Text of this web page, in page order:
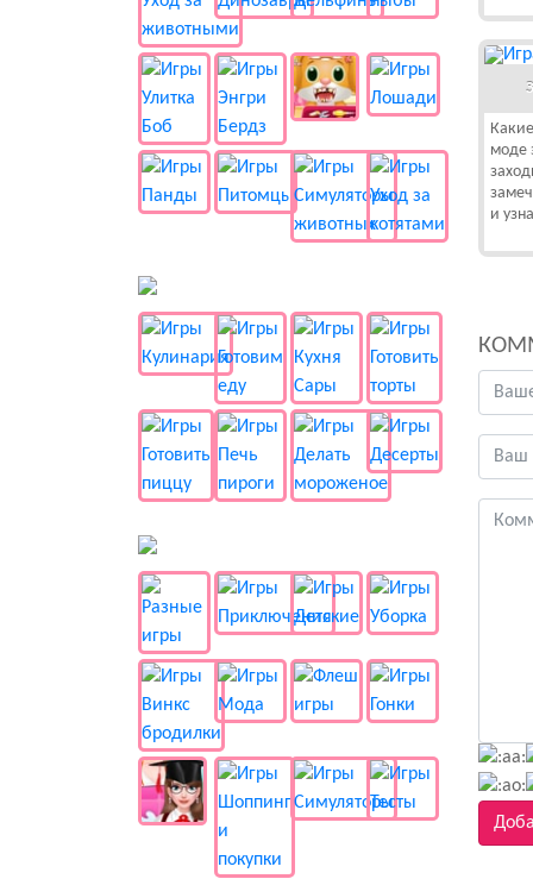
моде
и